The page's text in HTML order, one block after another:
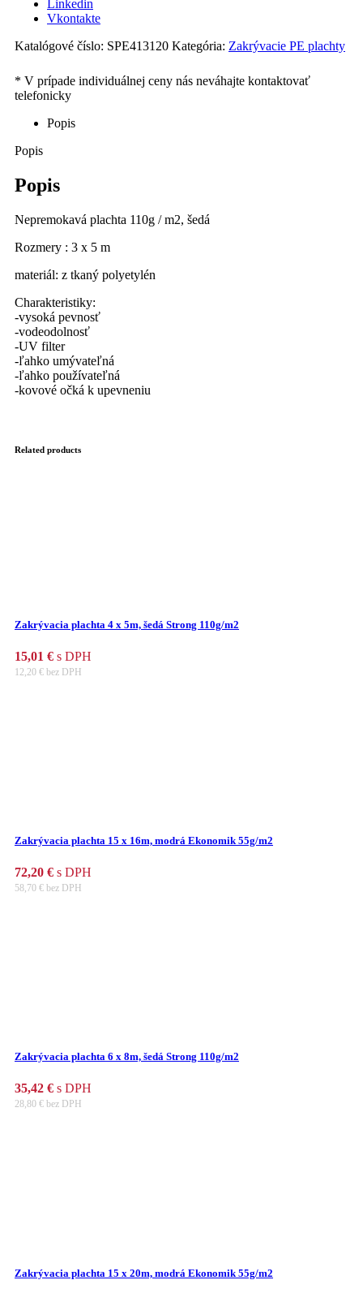
Linkedin
Vkontakte
Katalógové číslo: SPE413120 Kategória: Zakrývacie PE plachty
Popis
Popis
Popis
Nepremokavá plachta 110g / m2, šedá
Rozmery : 3 x 5 m
materiál: z tkaný polyetylén
Charakteristiky:
-vysoká pevnosť
-vodeodolnosť
-UV filter
-ľahko umývateľná
-ľahko používateľná
-kovové očká k upevneniu
Related products
Zakrývacia plachta 4 x 5m, šedá Strong 110g/m2
15,01 € s DPH
12,20 € bez DPH
Zakrývacia plachta 15 x 16m, modrá Ekonomik 55g/m2
72,20 € s DPH
58,70 € bez DPH
Zakrývacia plachta 6 x 8m, šedá Strong 110g/m2
35,42 € s DPH
28,80 € bez DPH
Zakrývacia plachta 15 x 20m, modrá Ekonomik 55g/m2